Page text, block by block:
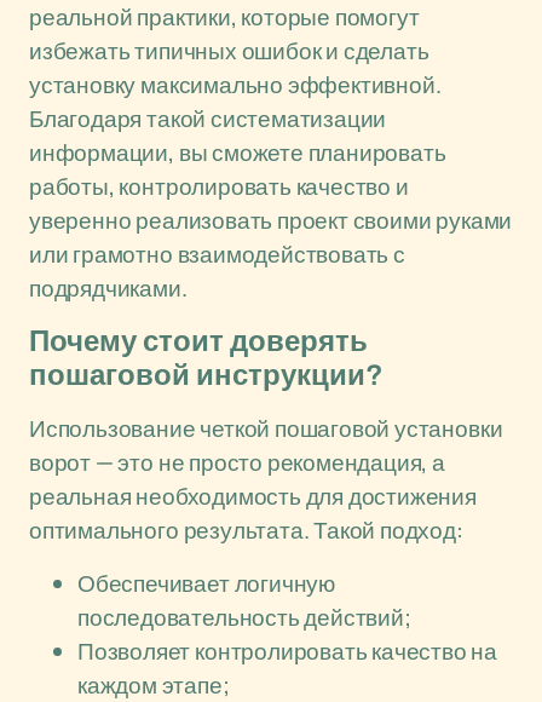
реальной практики, которые помогут
избежать типичных ошибок и сделать
установку максимально эффективной.
Благодаря такой систематизации
информации, вы сможете планировать
работы, контролировать качество и
уверенно реализовать проект своими руками
или грамотно взаимодействовать с
подрядчиками.
Почему стоит доверять
пошаговой инструкции?
Использование четкой пошаговой установки
ворот — это не просто рекомендация, а
реальная необходимость для достижения
оптимального результата. Такой подход:
Обеспечивает логичную
последовательность действий;
Позволяет контролировать качество на
каждом этапе;